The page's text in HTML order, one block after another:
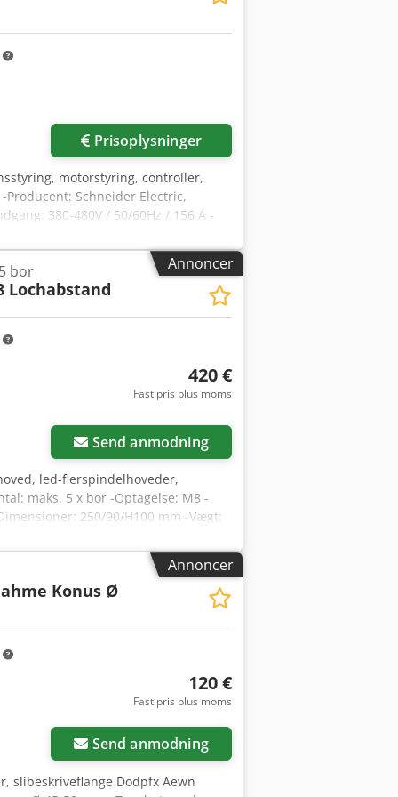
Prisoplysninger
motorstyring, controller,
Schneider Electric,
380-480V / 50/60Hz / 156 A -
Annoncer
bor
Lochabstand
420 €
Fast pris plus moms
Send anmodning
led-flerspindelhoveder,
maks. 5 x bor -Optagelse: M8 -
250/90/H100 mm -Vægt:
Annoncer
Konus Ø
120 €
Fast pris plus moms
Send anmodning
slibeskriveflange Dodpfx Aewn